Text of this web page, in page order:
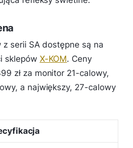
serii SA dostępne są na
sklepów X-KOM. Ceny
zł za monitor 21-calowy,
a największy, 27-calowy